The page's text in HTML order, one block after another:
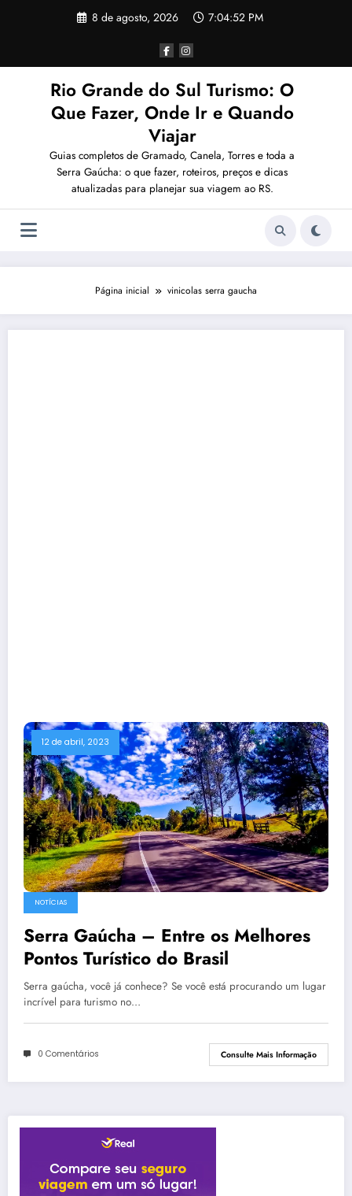
8 de agosto, 2026 7:04:52 PM
Rio Grande do Sul Turismo: O
Que Fazer, Onde Ir e Quando
Viajar
Guias completos de Gramado, Canela, Torres e toda a
Serra Gaúcha: o que fazer, roteiros, preços e dicas
atualizadas para planejar sua viagem ao RS.
Página inicial vinicolas serra gaucha
12 de abril, 2023
NOTÍCIAS
Serra Gaúcha – Entre os Melhores
Pontos Turístico do Brasil
Serra gaúcha, você já conhece? Se você está procurando um lugar
incrível para turismo no…
0 Comentários Consulte Mais Informação